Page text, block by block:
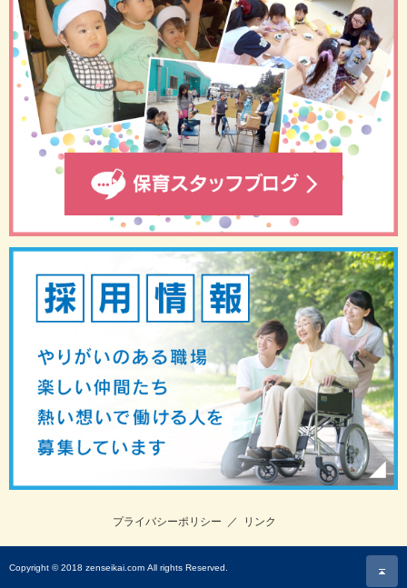
プライバシーポリシー ／ リンク
Copyright © 2018 zenseikai.com All rights Reserved.